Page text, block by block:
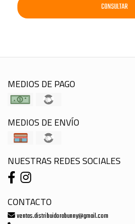
CONSULTAR
MEDIOS DE PAGO
MEDIOS DE ENVÍO
NUESTRAS REDES SOCIALES
CONTACTO
ventas.distribuidorabunny@gmail.com